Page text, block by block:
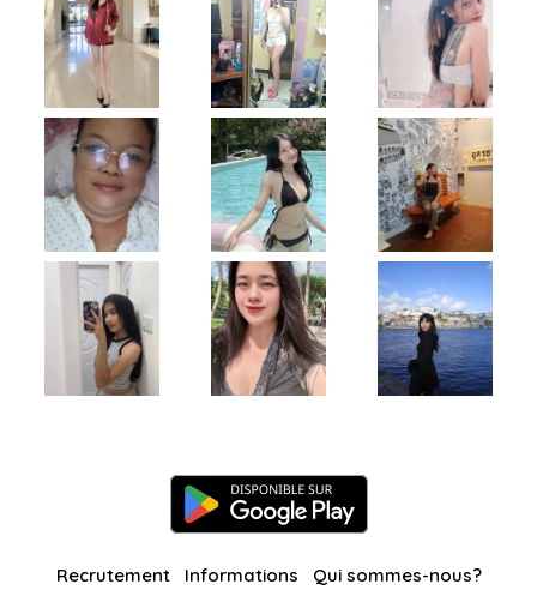
Recrutement Informations Qui sommes-nous?